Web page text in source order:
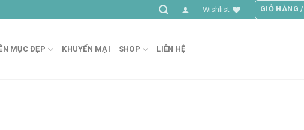
Wishlist GIỎ HÀNG /
MỤC ĐẸP KHUYẾN MẠI SHOP LIÊN HỆ